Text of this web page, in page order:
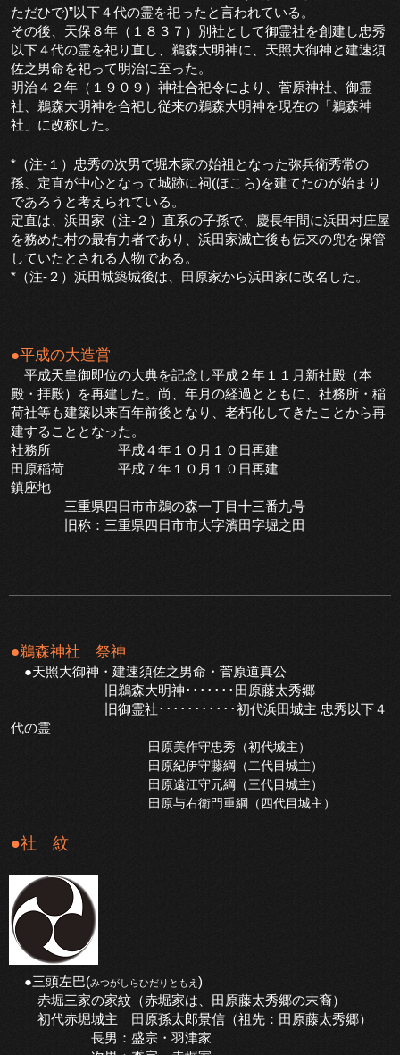
ただひで)”以下４代の霊を祀ったと言われている。
その後、天保８年（１８３７）別社として御霊社を創建し忠秀
以下４代の霊を祀り直し、鵜森大明神に、天照大御神と建速須
佐之男命を祀って明治に至った。
明治４２年（１９０９）神社合祀令により、菅原神社、御霊
社、鵜森大明神を合祀し従来の鵜森大明神を現在の「鵜森神
社」に改称した。
*（注-１）忠秀の次男で堀木家の始祖となった弥兵衛秀常の
孫、定直が中心となって城跡に祠(ほこら)を建てたのが始まり
であろうと考えられている。
定直は、浜田家（注-２）直系の子孫で、慶長年間に浜田村庄屋
を務めた村の最有力者であり、浜田家滅亡後も伝来の兜を保管
していたとされる人物である。
*（注-２）浜田城築城後は、田原家から浜田家に改名した。
●平成の大造営
平成天皇御即位の大典を記念し平成２年１１月新社殿（本
殿・拝殿）を再建した。尚、年月の経過とともに、社務所・稲
荷社等も建築以来百年前後となり、老朽化してきたことから再
建することとなった。
社務所 平成４年１０月１０日再建
田原稲荷 平成７年１０月１０日再建
鎮座地
三重県四日市市鵜の森一丁目十三番九号
旧称：三重県四日市市大字濱田字堀之田
●鵜森神社 祭神
●天照大御神・建速須佐之男命・菅原道真公
旧鵜森大明神･･･････田原藤太秀郷
旧御霊社･･･････････初代浜田城主 忠秀以下４
代の霊
田原美作守忠秀（初代城主）
田原紀伊守藤綱（二代目城主）
田原遠江守元綱（三代目城主）
田原与右衛門重綱（四代目城主）
●社 紋
●三頭左巴(みつがしらひだりともえ )
赤堀三家の家紋（赤堀家は、田原藤太秀郷の末裔）
初代赤堀城主 田原孫太郎景信（祖先：田原藤太秀郷）
長男：盛宗・羽津家